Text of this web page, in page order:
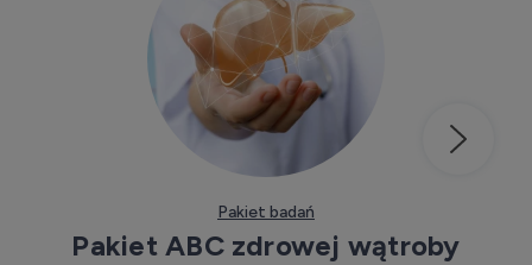
Pakiet badań
Pakiet ABC zdrowej wątroby
Kup teraz